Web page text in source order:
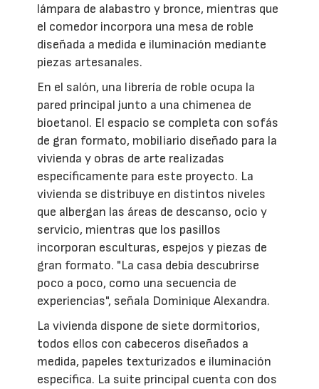
lámpara de alabastro y bronce, mientras que
el comedor incorpora una mesa de roble
diseñada a medida e iluminación mediante
piezas artesanales.
En el salón, una librería de roble ocupa la
pared principal junto a una chimenea de
bioetanol. El espacio se completa con sofás
de gran formato, mobiliario diseñado para la
vivienda y obras de arte realizadas
específicamente para este proyecto. La
vivienda se distribuye en distintos niveles
que albergan las áreas de descanso, ocio y
servicio, mientras que los pasillos
incorporan esculturas, espejos y piezas de
gran formato. "La casa debía descubrirse
poco a poco, como una secuencia de
experiencias", señala Dominique Alexandra.
La vivienda dispone de siete dormitorios,
todos ellos con cabeceros diseñados a
medida, papeles texturizados e iluminación
específica. La suite principal cuenta con dos